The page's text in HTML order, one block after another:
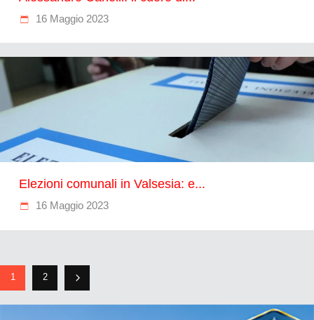
16 Maggio 2023
Elezioni comunali in Valsesia: e...
16 Maggio 2023
1 2